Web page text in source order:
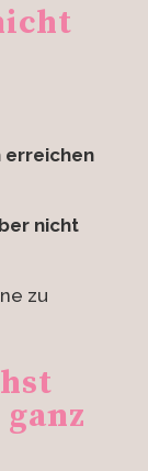
erreichen
nicht
zu